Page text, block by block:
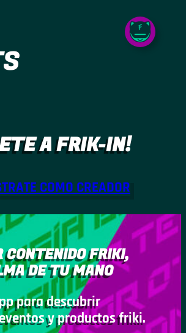
A FRIK-IN!
COMO CREADOR
CONTENIDO FRIKI,
DE TU MANO
para descubrir
y productos friki.